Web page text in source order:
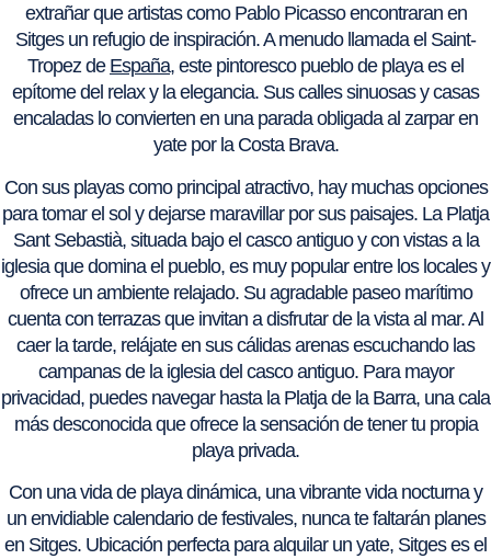
extrañar que artistas como Pablo Picasso encontraran en
Sitges un refugio de inspiración. A menudo llamada el Saint-
Tropez de España, este pintoresco pueblo de playa es el
epítome del relax y la elegancia. Sus calles sinuosas y casas
encaladas lo convierten en una parada obligada al zarpar en
yate por la Costa Brava.
Con sus playas como principal atractivo, hay muchas opciones
para tomar el sol y dejarse maravillar por sus paisajes. La Platja
Sant Sebastià, situada bajo el casco antiguo y con vistas a la
iglesia que domina el pueblo, es muy popular entre los locales y
ofrece un ambiente relajado. Su agradable paseo marítimo
cuenta con terrazas que invitan a disfrutar de la vista al mar. Al
caer la tarde, relájate en sus cálidas arenas escuchando las
campanas de la iglesia del casco antiguo. Para mayor
privacidad, puedes navegar hasta la Platja de la Barra, una cala
más desconocida que ofrece la sensación de tener tu propia
playa privada.
Con una vida de playa dinámica, una vibrante vida nocturna y
un envidiable calendario de festivales, nunca te faltarán planes
en Sitges. Ubicación perfecta para alquilar un yate, Sitges es el